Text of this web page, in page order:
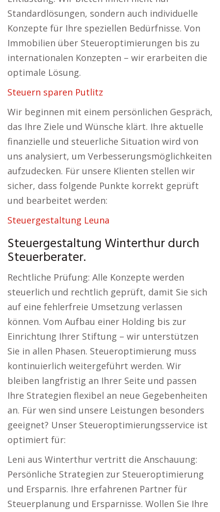
Standardlösungen, sondern auch individuelle
Konzepte für Ihre speziellen Bedürfnisse. Von
Immobilien über Steueroptimierungen bis zu
internationalen Konzepten – wir erarbeiten die
optimale Lösung.
Steuern sparen Putlitz
Wir beginnen mit einem persönlichen Gespräch,
das Ihre Ziele und Wünsche klärt. Ihre aktuelle
finanzielle und steuerliche Situation wird von
uns analysiert, um Verbesserungsmöglichkeiten
aufzudecken. Für unsere Klienten stellen wir
sicher, dass folgende Punkte korrekt geprüft
und bearbeitet werden:
Steuergestaltung Leuna
Steuergestaltung Winterthur durch
Steuerberater.
Rechtliche Prüfung: Alle Konzepte werden
steuerlich und rechtlich geprüft, damit Sie sich
auf eine fehlerfreie Umsetzung verlassen
können. Vom Aufbau einer Holding bis zur
Einrichtung Ihrer Stiftung – wir unterstützen
Sie in allen Phasen. Steueroptimierung muss
kontinuierlich weitergeführt werden. Wir
bleiben langfristig an Ihrer Seite und passen
Ihre Strategien flexibel an neue Gegebenheiten
an. Für wen sind unsere Leistungen besonders
geeignet? Unser Steueroptimierungsservice ist
optimiert für:
Leni aus Winterthur vertritt die Anschauung:
Persönliche Strategien zur Steueroptimierung
und Ersparnis. Ihre erfahrenen Partner für
Steuerplanung und Ersparnisse. Wollen Sie Ihre